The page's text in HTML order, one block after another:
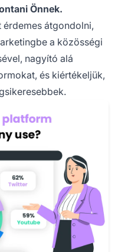
Önnek.
átgondolni,
a közösségi
nagyító alá
és kiértékeljük,